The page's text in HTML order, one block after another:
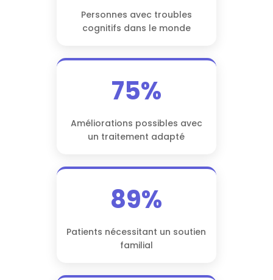
Personnes avec troubles
cognitifs dans le monde
75%
Améliorations possibles avec
un traitement adapté
89%
Patients nécessitant un soutien
familial